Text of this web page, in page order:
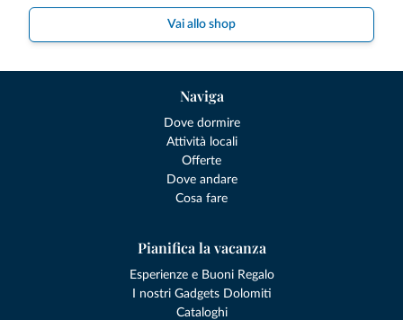
Vai allo shop
Naviga
Dove dormire
Attività locali
Offerte
Dove andare
Cosa fare
Pianifica la vacanza
Esperienze e Buoni Regalo
I nostri Gadgets Dolomiti
Cataloghi